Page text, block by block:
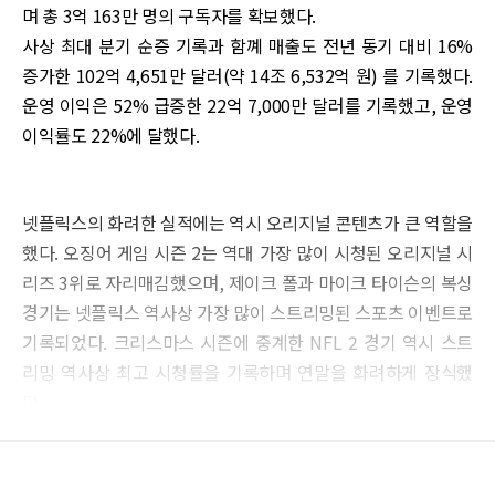
며 총 3억 163만 명의 구독자를 확보했다.
사상 최대 분기 순증 기록과 함꼐 매출도 전년 동기 대비 16%
증가한 102억 4,651만 달러(약 14조 6,532억 원) 를 기록했다.
운영 이익은 52% 급증한 22억 7,000만 달러를 기록했고, 운영
이익률도 22%에 달했다.
넷플릭스의 화려한 실적에는 역시 오리지널 콘텐츠가 큰 역할을
했다. 오징어 게임 시즌 2는 역대 가장 많이 시청된 오리지널 시
리즈 3위로 자리매김했으며, 제이크 폴과 마이크 타이슨의 복싱
경기는 넷플릭스 역사상 가장 많이 스트리밍된 스포츠 이벤트로
기록되었다. 크리스마스 시즌에 중계한 NFL 2 경기 역시 스트
리밍 역사상 최고 시청률을 기록하며 연말을 화려하게 장식했